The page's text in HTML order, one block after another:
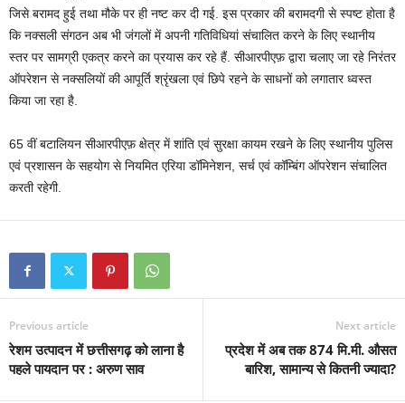
जिसे बरामद हुई तथा मौके पर ही नष्ट कर दी गई. इस प्रकार की बरामदगी से स्पष्ट होता है
कि नक्सली संगठन अब भी जंगलों में अपनी गतिविधियां संचालित करने के लिए स्थानीय
स्तर पर सामग्री एकत्र करने का प्रयास कर रहे हैं. सीआरपीएफ़ द्वारा चलाए जा रहे निरंतर
ऑपरेशन से नक्सलियों की आपूर्ति श्रृंखला एवं छिपे रहने के साधनों को लगातार ध्वस्त
किया जा रहा है.
65 वीं बटालियन सीआरपीएफ़ क्षेत्र में शांति एवं सुरक्षा कायम रखने के लिए स्थानीय पुलिस
एवं प्रशासन के सहयोग से नियमित एरिया डॉमिनेशन, सर्च एवं कॉम्बिंग ऑपरेशन संचालित
करती रहेगी.
Previous article
रेशम उत्पादन में छत्तीसगढ़ को लाना है
पहले पायदान पर : अरुण साव
Next article
प्रदेश में अब तक 874 मि.मी. औसत
बारिश, सामान्य से कितनी ज्यादा?